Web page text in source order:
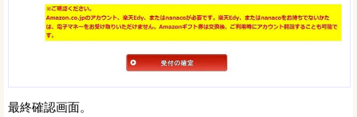
最終確認画面。